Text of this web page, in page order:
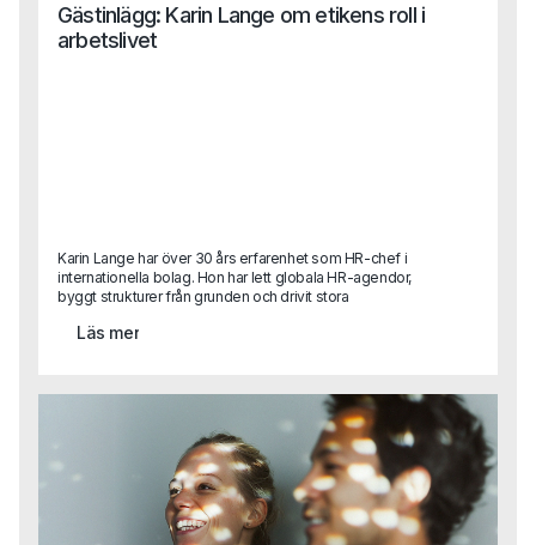
Gästinlägg: Karin Lange om etikens roll i
arbetslivet
Karin Lange har över 30 års erfarenhet som HR-chef i
internationella bolag. Hon har lett globala HR-agendor,
byggt strukturer från grunden och drivit stora
reflektioner kring ett ämne som är mer aktuellt än
ledarskap, kultur och individuella beslut den etiska
kompassen i ett företag? Och vilken roll spelar egentligen
Läs mer